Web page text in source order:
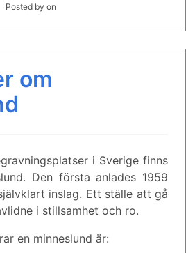
Posted by on
om
i Sverige finns
Den första anlades 1959
inslag. Ett ställe att gå
i stillsamhet och ro.
en minneslund är: